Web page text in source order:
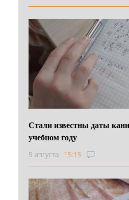
Стали известны даты
учебном году
9 августа 15:15